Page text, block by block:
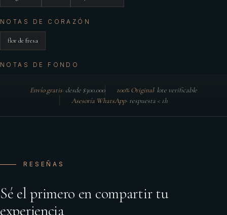
NOTAS DE CORAZÓN
flor de fresa
NOTAS DE FONDO
Envío gratis· desde $300.000 100% Original· lote verificable
Asesoría WhatsApp· respuesta < 1h
RESEÑAS
Sé el primero en compartir tu
experiencia